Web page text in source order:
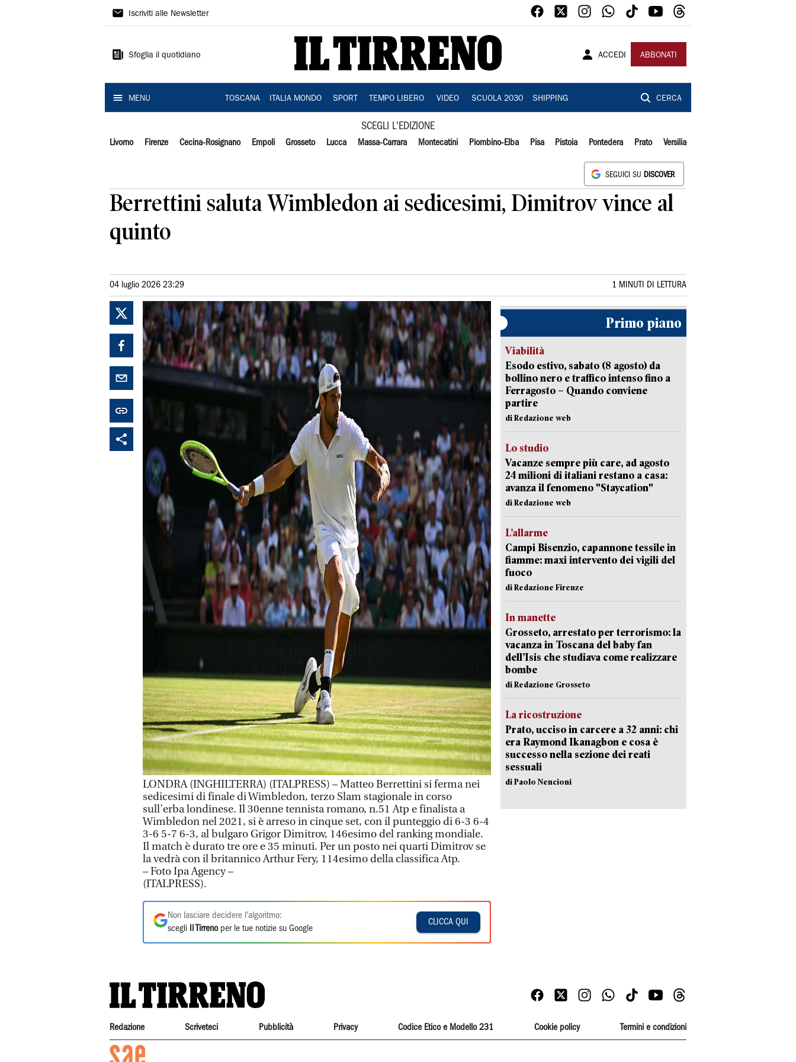
Il
Iscriviti alle Newsletter
Sfoglia il quotidiano ACCEDI ABBONATI
MENU TOSCANA ITALIA MONDO SPORT TEMPO LIBERO VIDEO SCUOLA 2030 SHIPPING CERCA
SCEGLI L'EDIZIONE
Livorno Firenze Cecina-Rosignano Empoli Grosseto Lucca Massa-Carrara Montecatini Piombino-Elba Pisa Pistoia Pontedera Prato Versilia
SEGUICI SU DISCOVER
Berrettini saluta Wimbledon ai sedicesimi, Dimitrov vince al
quinto
04 luglio 2026 23:29 1 MINUTI DI LETTURA
LONDRA (INGHILTERRA) (ITALPRESS) – Matteo Berrettini si ferma nei
sedicesimi di finale di Wimbledon, terzo Slam stagionale in corso
sull’erba londinese. Il 30enne tennista romano, n.51 Atp e finalista a
Wimbledon nel 2021, si è arreso in cinque set, con il punteggio di 6-3 6-4
3-6 5-7 6-3, al bulgaro Grigor Dimitrov, 146esimo del ranking mondiale.
Il match è durato tre ore e 35 minuti. Per un posto nei quarti Dimitrov se
la vedrà con il britannico Arthur Fery, 114esimo della classifica Atp.
– Foto Ipa Agency –
(ITALPRESS).
Non lasciare decidere l'algoritmo:
scegli
Il Tirrenoper le tue notizie su Google
CLICCA QUI
Primo piano
Viabilità
Esodo estivo, sabato (8 agosto) da
bollino nero e traffico intenso fino a
Ferragosto – Quando conviene
partire
di Redazione web
Lo studio
Vacanze sempre più care, ad agosto
24 milioni di italiani restano a casa:
avanza il fenomeno "Staycation"
di Redazione web
L’allarme
Campi Bisenzio, capannone tessile in
fiamme: maxi intervento dei vigili del
fuoco
di Redazione Firenze
In manette
Grosseto, arrestato per terrorismo: la
vacanza in Toscana del baby fan
dell’Isis che studiava come realizzare
bombe
di Redazione Grosseto
La ricostruzione
Prato, ucciso in carcere a 32 anni: chi
era Raymond Ikanagbon e cosa è
successo nella sezione dei reati
sessuali
di Paolo Nencioni
Redazione Scriveteci Pubblicità Privacy Codice Etico e Modello 231 Cookie policy Termini e condizioni